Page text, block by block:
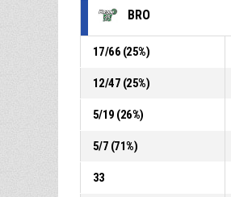
BRO
17/66 (25%)
12/47 (25%)
5/19 (26%)
5/7 (71%)
33